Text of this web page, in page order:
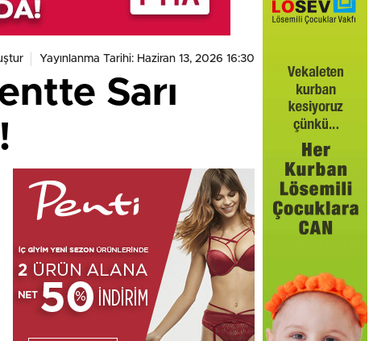
Yayınlanma Tarihi: Haziran 13, 2026 16:30
Sarı